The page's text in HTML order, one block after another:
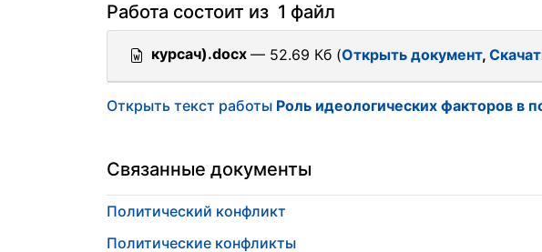
Работа состоит из 1 файл
курсач).docx — 52.69 Кб (Открыть документ,
Открыть текст работы Роль идеологических факторов в
Связанные документы
Политический конфликт
Политические конфликты